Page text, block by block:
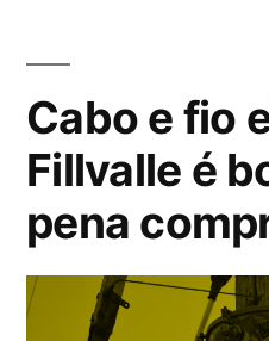
a
pena
Cabo e fio
Fillvalle é
pena